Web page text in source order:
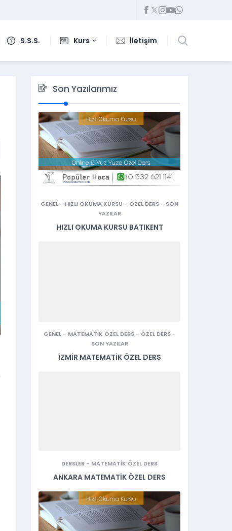
S.S.S. Kurs İletişim
Son Yazılarımız
GENEL - HIZLI OKUMA KURSU - ÖZEL DERS - SON
YAZILAR
HIZLI OKUMA KURSU BATIKENT
GENEL- MATEMATIK ÖZEL DERS- ÖZEL DERS-
SON YAZILAR
İZMIR MATEMATIK ÖZEL DERS
DERSLER - MATEMATIK ÖZEL DERS
ANKARA MATEMATIK ÖZEL DERS